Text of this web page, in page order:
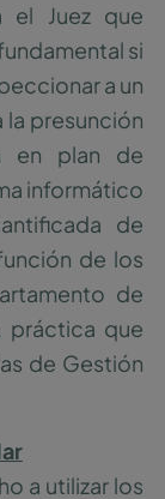
el Juez que
si
a un
presunción
en plan de
informático
de
de los
de
práctica que
de Gestión
a utilizar los